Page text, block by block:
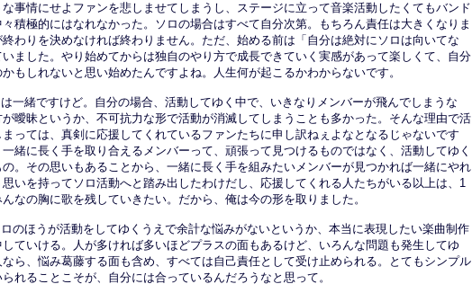
事情にせよファンを悲しませてしまうし、ステージに立って音楽活動したくてもバンド
積極的にはなれなかった。ソロの場合はすべて自分次第。もちろん責任は大きくなりま
わりを決めなければ終わりません。ただ、始める前は「自分は絶対にソロは向いてな
ました。やり始めてからは独自のやり方で成長できていく実感があって楽しくて、自分
もしれないと思い始めたんですよね。人生何が起こるかわからないです。
一緒ですけど。自分の場合、活動してゆく中で、いきなりメンバーが飛んでしまうな
が曖昧というか、不可抗力な形で活動が消滅してしまうことも多かった。そんな理由で活
っては、真剣に応援してくれているファンたちに申し訳ねぇよなとなるじゃないです
緒に長く手を取り合えるメンバーって、頑張って見つけるものではなく、活動してゆく
。その思いもあることから、一緒に長く手を組みたいメンバーが見つかれば一緒にやれ
いを持ってソロ活動へと踏み出したわけだし、応援してくれる人たちがいる以上は、1
なの胸に歌を残していきたい。だから、俺は今の形を取りました。
のほうが活動をしてゆくうえで余計な悩みがないというか、本当に表現したい楽曲制作
ていける。人が多ければ多いほどプラスの面もあるけど、いろんな問題も発生してゆ
なら、悩み葛藤する面も含め、すべては自己責任として受け止められる。とてもシンプル
れることこそが、自分には合っているんだろうなと思って。